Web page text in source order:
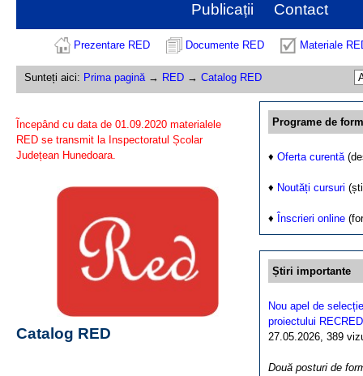
Publicații
Contact
Prezentare RED Documente RED Materiale
Sunteți aici: Prima pagină→ RED → Catalog RED
Programe de
♦ Oferta curentă
♦ Noutăți cursuri
♦ Înscrieri online
Știri importante
Nou apel de
proiectului RECRED
27.05.2026, 389
Două posturi de
Ĩncepând cu data de 01.09.2020 materialele
RED se transmit la Inspectoratul Școlar
Județean Hunedoara.
Catalog RED